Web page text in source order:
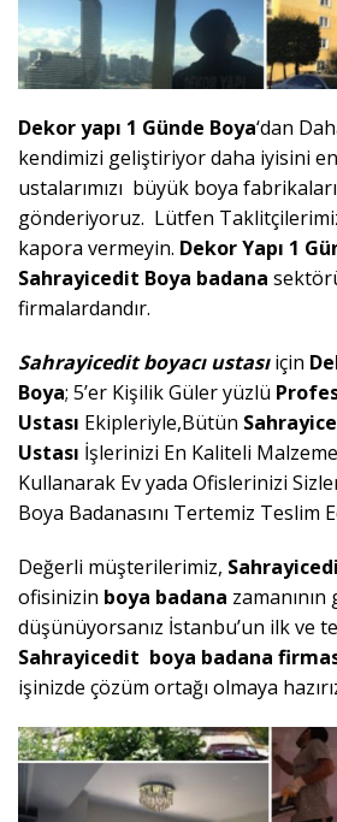
Dekor yapı 1 Günde Boya‘dan
kendimizi geliştiriyor daha iyisini
ustalarımızı büyük boya
gönderiyoruz. Lütfen
kapora vermeyin. Dekor Yapı 1
Sahrayicedit Boya badana
firmalardandır.
Sahrayicedit boyacı ustasıiçin
Boya; 5’er Kişilik Güler yüzlü
Ustası Ekipleriyle,Bütün
Ustası İşlerinizi En Kaliteli
Kullanarak Ev yada Ofislerinizi
Boya Badanasını Tertemiz Teslim
Değerli müşterilerimiz,
ofisinizin boya badana
düşünüyorsanız İstanbu’un ilk ve
Sahrayicedit boya badana
işinizde çözüm ortağı olmaya